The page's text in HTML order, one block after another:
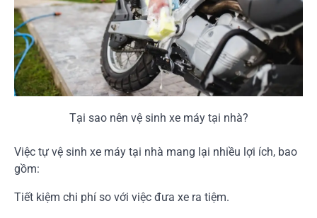
Tại sao nên vệ sinh xe máy tại nhà?
Việc tự vệ sinh xe máy tại nhà mang lại nhiều lợi ích, bao
gồm:
Tiết kiệm chi phí so với việc đưa xe ra tiệm.